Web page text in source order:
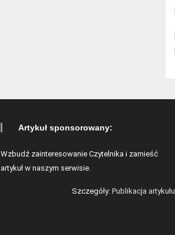
Artykuł sponsorowany:
Wzbudź zainteresowanie Czytelnika i zamieść
artykuł w naszym serwisie.
Szczegóły: Publikacja artykułu